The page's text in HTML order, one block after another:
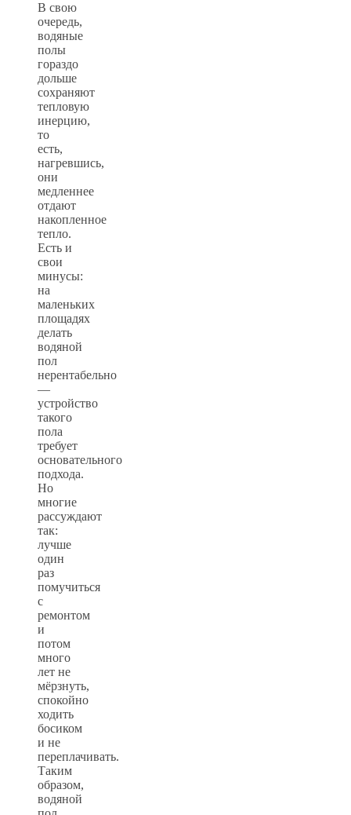
В свою
очередь,
водяные
полы
гораздо
дольше
сохраняют
тепловую
инерцию,
то
есть,
нагревшись,
они
медленнее
отдают
накопленное
тепло.
Есть и
свои
минусы:
на
маленьких
площадях
делать
водяной
пол
нерентабельно
—
устройство
такого
пола
требует
основательного
подхода.
Но
многие
рассуждают
так:
лучше
один
раз
помучиться
с
ремонтом
и
потом
много
лет не
мёрзнуть,
спокойно
ходить
босиком
и не
переплачивать.
Таким
образом,
водяной